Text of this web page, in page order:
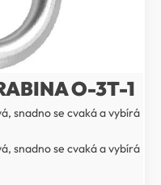
O-3T-1
snadno se cvaká a vybírá
snadno se cvaká a vybírá